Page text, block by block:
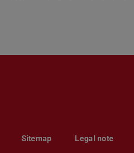
Sitemap Legal note